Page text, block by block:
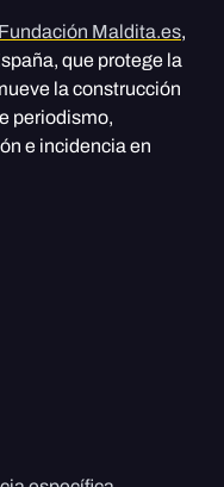
Fundación Maldita.es,
que protege la
la construcción
periodismo,
e incidencia en